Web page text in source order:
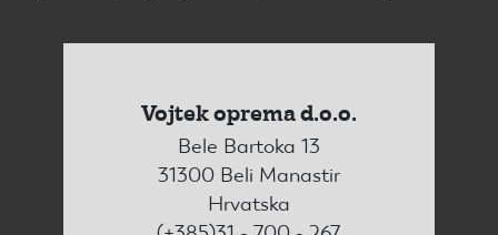
Vojtek oprema d.o.o.
Bele Bartoka 13
31300 Beli Manastir
Hrvatska